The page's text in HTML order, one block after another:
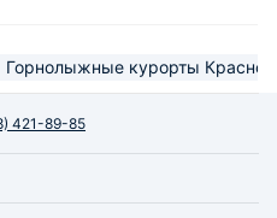
Горнолыжные курорты
421-89-85